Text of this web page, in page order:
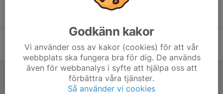
Säsongsavslutning
10 okt 2023 0
Träningar framöver
27 sep 2023 0
Godkänn kakor
Vi använder oss av kakor (cookies) för att vår
webbplats ska fungera bra för dig. De används
även för webbanalys i syfte att hjälpa oss att
förbättra våra tjänster.
Så använder vi cookies